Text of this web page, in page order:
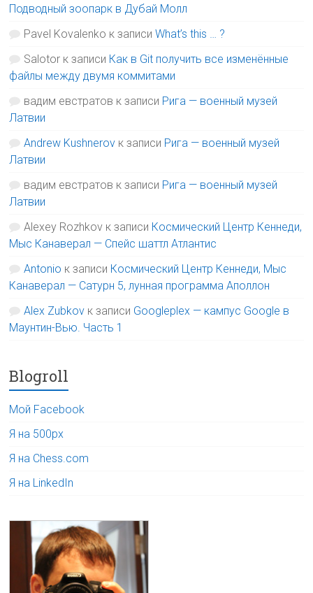
Подводный зоопарк в Дубай Молл
Pavel Kovalenko к записиWhat’s this … ?
Salotor к записи Как в Git получить все изменённые
файлы между двумя коммитами
вадим евстратов к записи Рига — военный музей
Латвии
Andrew Kushnerov к записи Рига — военный музей
Латвии
вадим евстратов к записи Рига — военный музей
Латвии
Alexey Rozhkov к записи Космический Центр Кеннеди,
Мыс Канаверал — Спейс шаттл Атлантис
Antonio к записи Космический Центр Кеннеди, Мыс
Канаверал — Сатурн 5, лунная программа Аполлон
Alex Zubkov к записи Googleplex — кампус Google в
Маунтин-Вью. Часть 1
Blogroll
Мой Facebook
Я на 500px
Я на Chess.com
Я на LinkedIn